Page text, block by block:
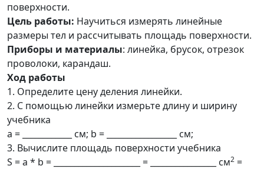
поверхности.
Цель работы: Научиться измерять линейные
размеры тел и рассчитывать площадь поверхности.
Приборы и материалы: линейка, брусок, отрезок
проволоки, карандаш.
Ход работы
1. Определите цену деления линейки.
2. С помощью линейки измерьте длину и ширину
учебника
a = ____________ см; b = _________________ см;
3. Вычислите площадь поверхности учебника
S = a * b = _____________________ = ________________ см2 =